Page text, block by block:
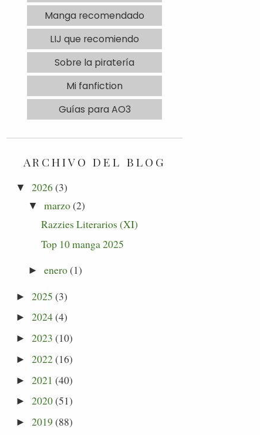
Manga recomendado
LIJ que recomiendo
Sobre la piratería
Mi fanfiction
Guías para AO3
ARCHIVO DEL BLOG
▼ 2026(3)
▼ marzo(2)
Razzies Literarios (XI)
Top 10 manga 2025
►enero(1)
► 2025 (3)
► 2024(4)
► 2023 (10)
► 2022(16)
► 2021 (40)
► 2020(51)
► 2019 (88)